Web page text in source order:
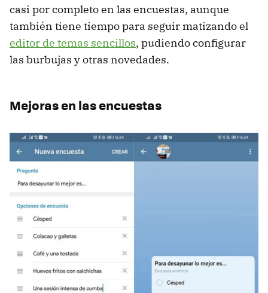
casi por completo en las encuestas, aunque
también tiene tiempo para seguir matizando el
editor de temas sencillos, pudiendo configurar
las burbujas y otras novedades.
Mejoras en las encuestas